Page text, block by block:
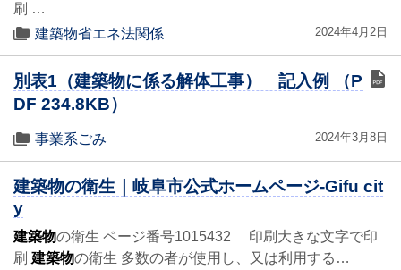
刷 …
建築物省エネ法関係
2024年4月2日
別表1（建築物に係る解体工事） 記入例 （P
DF 234.8KB）
事業系ごみ 2024年3月8日
建築物の衛生｜岐阜市公式ホームページ-Gifu cit
y
建築物の衛生 ページ番号1015432 印刷大きな文字で印
刷 建築物の衛生 多数の者が使用し、又は利用する…